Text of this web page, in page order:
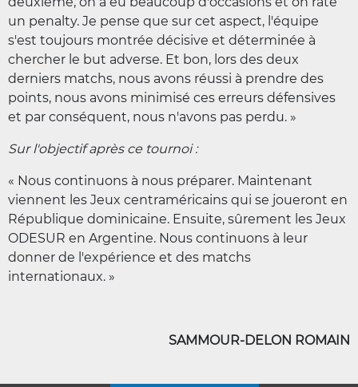
un penalty. Je pense que sur cet aspect, l'équipe
s'est toujours montrée décisive et déterminée à
chercher le but adverse. Et bon, lors des deux
derniers matchs, nous avons réussi à prendre des
points, nous avons minimisé ces erreurs défensives
et par conséquent, nous n'avons pas perdu. »
Sur l'objectif après ce tournoi :
« Nous continuons à nous préparer. Maintenant
viennent les Jeux centraméricains qui se joueront en
République dominicaine. Ensuite, sûrement les Jeux
ODESUR en Argentine. Nous continuons à leur
donner de l'expérience et des matchs
internationaux. »
SAMMOUR-DELON ROMAIN